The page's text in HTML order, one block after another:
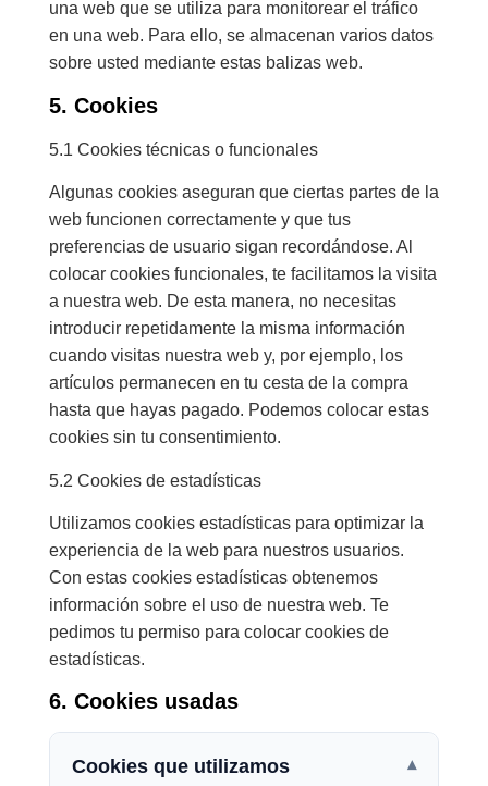
una web que se utiliza para monitorear el tráfico
en una web. Para ello, se almacenan varios datos
sobre usted mediante estas balizas web.
5. Cookies
5.1 Cookies técnicas o funcionales
Algunas cookies aseguran que ciertas partes de la
web funcionen correctamente y que tus
preferencias de usuario sigan recordándose. Al
colocar cookies funcionales, te facilitamos la visita
a nuestra web. De esta manera, no necesitas
introducir repetidamente la misma información
cuando visitas nuestra web y, por ejemplo, los
artículos permanecen en tu cesta de la compra
hasta que hayas pagado. Podemos colocar estas
cookies sin tu consentimiento.
5.2 Cookies de estadísticas
Utilizamos cookies estadísticas para optimizar la
experiencia de la web para nuestros usuarios.
Con estas cookies estadísticas obtenemos
información sobre el uso de nuestra web. Te
pedimos tu permiso para colocar cookies de
estadísticas.
6. Cookies usadas
Cookies que utilizamos ▾